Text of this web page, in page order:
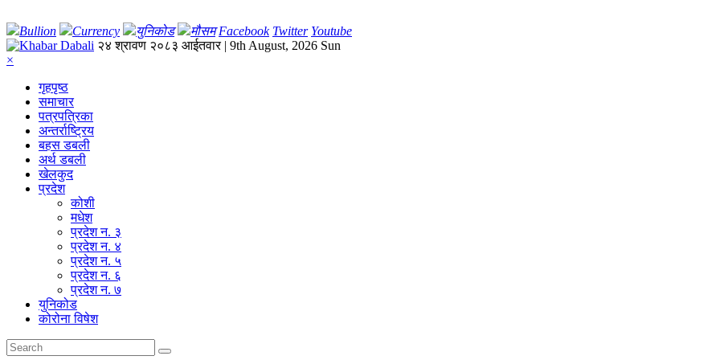
Bullion Currency युनिकोड मौसम Facebook Twitter Youtube
२४ श्रावण २०८३ आईतवार | 9th August, 2026 Sun
×
गृहपृष्‍ठ
समाचार
पत्रपत्रिका
अन्तर्राष्ट्रिय
बहस डबली
अर्थ डबली
खेलकुद
प्रदेश
कोशी
मधेश
प्रदेश न. ३
प्रदेश न. ४
प्रदेश न. ५
प्रदेश न. ६
प्रदेश न. ७
युनिकोड
कोरोना विषेश